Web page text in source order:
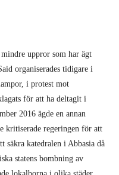
uppror som har ägt
organiserades tidigare i
i protest mot
för att ha deltagit i
2016 ägde en annan
kritiserade regeringen för att
säkra katedralen i Abbasia då
statens bombning av